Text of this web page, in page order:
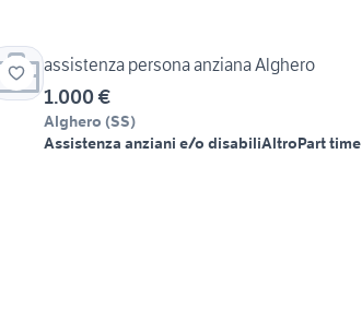
assistenza persona anziana Alghero
1.000 €
Alghero (SS)
Assistenza anziani e/o disabiliAltroPart time